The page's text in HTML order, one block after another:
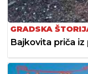
GRADSKA
Bajkovita priča